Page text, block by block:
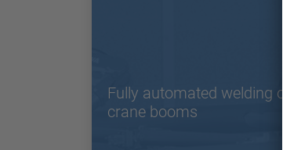
Fully automated welding of
crane booms